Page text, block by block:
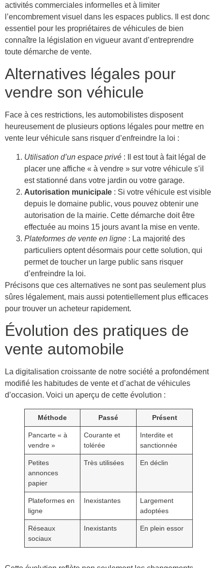
activités commerciales informelles et à limiter
l’encombrement visuel dans les espaces publics. Il est donc
essentiel pour les propriétaires de véhicules de bien
connaître la législation en vigueur avant d’entreprendre
toute démarche de vente.
Alternatives légales pour
vendre son véhicule
Face à ces restrictions, les automobilistes disposent
heureusement de plusieurs options légales pour mettre en
vente leur véhicule sans risquer d’enfreindre la loi :
Utilisation d’un espace privé : Il est tout à fait légal de
placer une affiche « à vendre » sur votre véhicule s’il
est stationné dans votre jardin ou votre garage.
Autorisation municipale : Si votre véhicule est visible
depuis le domaine public, vous pouvez obtenir une
autorisation de la mairie. Cette démarche doit être
effectuée au moins 15 jours avant la mise en vente.
Plateformes de vente en ligne : La majorité des
particuliers optent désormais pour cette solution, qui
permet de toucher un large public sans risquer
d’enfreindre la loi.
Précisons que ces alternatives ne sont pas seulement plus
sûres légalement, mais aussi potentiellement plus efficaces
pour trouver un acheteur rapidement.
Évolution des pratiques de
vente automobile
La digitalisation croissante de notre société a profondément
modifié les habitudes de vente et d’achat de véhicules
d’occasion. Voici un aperçu de cette évolution :
Méthode Passé Présent
Pancarte « à
vendre »
Courante et
tolérée
Interdite et
sanctionnée
Petites
annonces
papier
Très utilisées En déclin
Plateformes en
ligne
Inexistantes
Largement
adoptées
Réseaux
sociaux
Inexistants En plein essor